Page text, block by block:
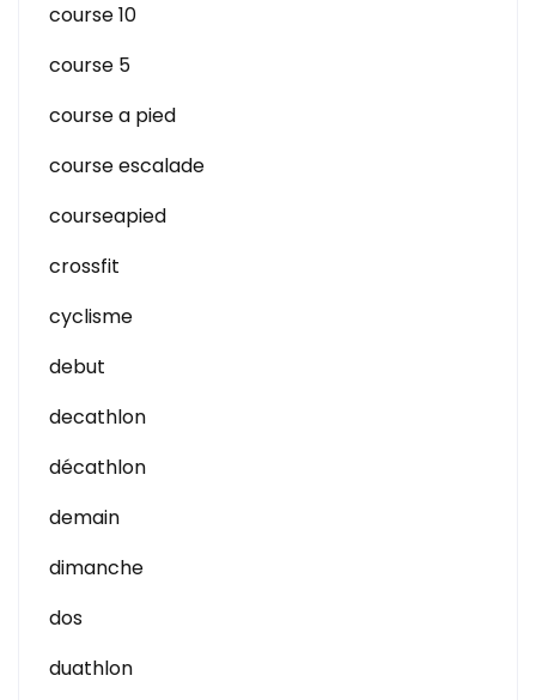
course 10
course 5
course a pied
course escalade
courseapied
crossfit
cyclisme
debut
decathlon
décathlon
demain
dimanche
dos
duathlon